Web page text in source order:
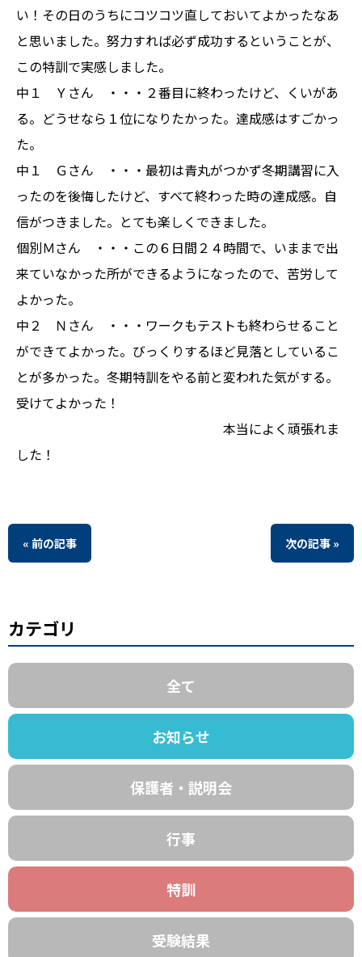
い！その日のうちにコツコツ直しておいてよかったなあ
と思いました。努力すれば必ず成功するということが、
この特訓で実感しました。
中１ Ｙさん ・・・２番目に終わったけど、くいがあ
る。どうせなら１位になりたかった。達成感はすごかっ
た。
中１ Ｇさん ・・・最初は青丸がつかず冬期講習に入
ったのを後悔したけど、すべて終わった時の達成感。自
信がつきました。とても楽しくできました。
個別Ｍさん ・・・この６日間２４時間で、いままで出
来ていなかった所ができるようになったので、苦労して
よかった。
中２ Ｎさん ・・・ワークもテストも終わらせること
ができてよかった。びっくりするほど見落としているこ
とが多かった。冬期特訓をやる前と変われた気がする。
受けてよかった！
本当によく頑張れま
した！
« 前の記事 次の記事 »
カテゴリ
全て
お知らせ
保護者・説明会
行事
特訓
受験結果